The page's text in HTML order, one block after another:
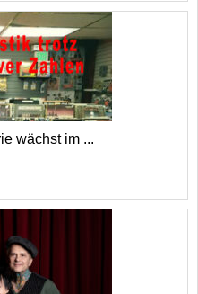
aufgrund von Streaming
wächst im ...